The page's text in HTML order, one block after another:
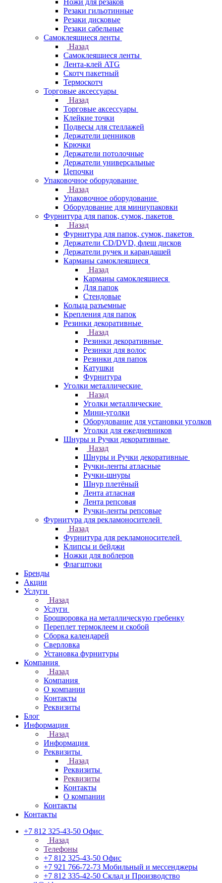
Ножи для резаков
Резаки гильотинные
Резаки дисковые
Резаки сабельные
Самоклеящиеся ленты
Назад
Самоклеящиеся ленты
Лента-клей ATG
Скотч пакетный
Термоскотч
Торговые аксессуары
Назад
Торговые аксессуары
Клейкие точки
Подвесы для стеллажей
Держатели ценников
Крючки
Держатели потолочные
Держатели универсальные
Цепочки
Упаковочное оборудование
Назад
Упаковочное оборудование
Оборудование для миниупаковки
Фурнитура для папок, сумок, пакетов
Назад
Фурнитура для папок, сумок, пакетов
Держатели CD/DVD, флеш дисков
Держатели ручек и карандашей
Карманы самоклеящиеся
Назад
Карманы самоклеящиеся
Для папок
Стендовые
Кольца разъемные
Крепления для папок
Резинки декоративные
Назад
Резинки декоративные
Резинки для волос
Резинки для папок
Катушки
Фурнитура
Уголки металлические
Назад
Уголки металлические
Мини-уголки
Оборудование для установки уголков
Уголки для ежедневников
Шнуры и Ручки декоративные
Назад
Шнуры и Ручки декоративные
Ручки-ленты атласные
Ручки-шнуры
Шнур плетёный
Лента атласная
Лента репсовая
Ручки-ленты репсовые
Фурнитура для рекламоносителей
Назад
Фурнитура для рекламоносителей
Клипсы и бeйджи
Ножки для воблеров
Флагштоки
Бренды
Акции
Услуги
Назад
Услуги
Брошюровка на металлическую гребенку
Переплет термоклеем и скобой
Сборка календарей
Сверловка
Установка фурнитуры
Компания
Назад
Компания
О компании
Контакты
Реквизиты
Блог
Информация
Назад
Информация
Реквизиты
Назад
Реквизиты
Реквизиты
Контакты
О компании
Контакты
Контакты
+7 812 325-43-50 Офис
Назад
Телефоны
+7 812 325-43-50 Офис
+7 921 766-72-73 Мобильный и мессенджеры
+7 812 335-42-50 Склад и Производство